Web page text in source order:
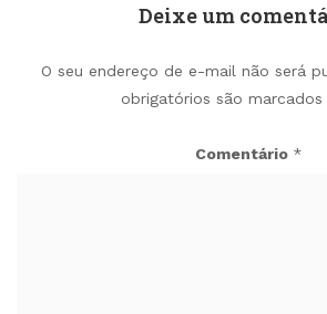
Deixe um
O seu endereço de e-mail não será
obrigatórios são marcados
Comentário *